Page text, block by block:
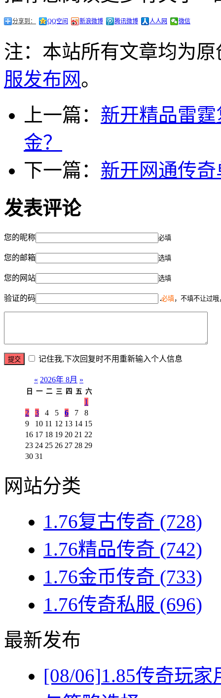
分享到： QQ空间 新浪微博 腾讯微博 人人网 微信
注：本站所有文章均为
服发布网。
上一篇： 新开精品雷
金？
下一篇： 新开网通传
发表评论
您的昵称 必填
您的邮箱 选填
您的网站 选填
验证的码 必填，不填不让过
记住我,下次回复时不用重新输入个人信息
« 2026年 8月 »
日 一 二 三 四 五 六
1
2
3 4 5 6 7
8
9
10 11 12 13 14 15
16 17 18 19 20 21 22
23 24 25 26 27 28 29
30 31
网站分类
1.76复古传奇 (728)
1.76精品传奇 (742)
1.76金币传奇 (733)
1.76传奇私服 (696)
最新发布
[08/06]1.85传奇玩